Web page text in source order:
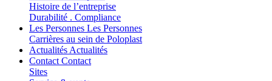
Histoire de l’entreprise
Durabilité . Compliance
Les Personnes Les Personnes
Carrières au sein de Poloplast
Actualités Actualités
Contact Contact
Sites